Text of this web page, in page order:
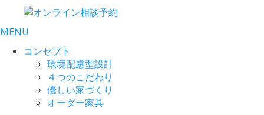
MENU
コンセプト
環境配慮型設計
４つのこだわり
優しい家づくり
オーダー家具